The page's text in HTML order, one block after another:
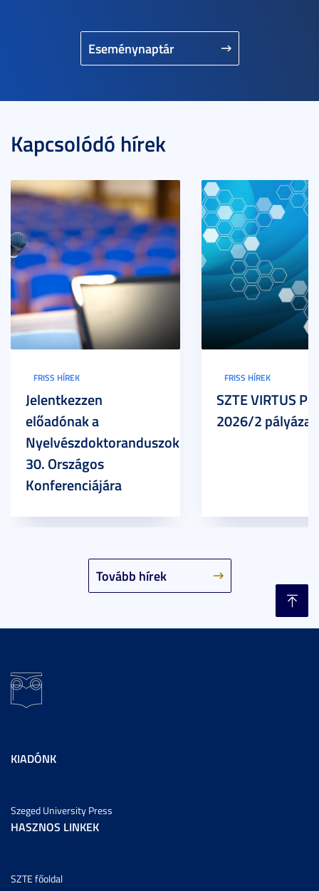
Eseménynaptár
Kapcsolódó hírek
Tovább hírek
FRISS HÍREK
Jelentkezzen
előadónak a
Nyelvészdoktoranduszok
30. Országos
Konferenciájára
FRISS HÍREK
SZTE VIRTUS
2026/2
KIADÓNK
Szeged University Press
HASZNOS LINKEK
SZTE főoldal